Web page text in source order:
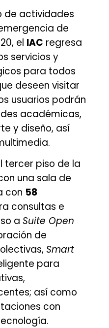
de actividades
de
el IAC regresa
servicios y
para todos
deseen visitar
usuarios podrán
académicas,
y diseño, así
tercer piso de la
una sala de
con 58
consultas e
a Suite Open
de
Smart
para
así como
con